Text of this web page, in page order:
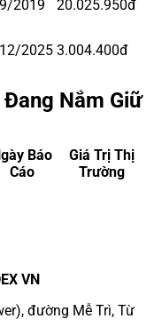
2019 20.025.950đ
2025 3.004.400đ
Nắm Giữ
Báo
Cáo
Giá Trị Thị
Trường
VN
đường Mễ Trì, Từ